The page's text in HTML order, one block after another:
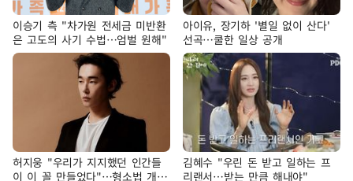
이승기 측 "차가원 전세금 미반환
은 고도의 사기 수법…엄벌 원해"
아이유, 장기하 '별일 없이 산다'
선곡…쿨한 일상 공개
허지웅 "우리가 지지했던 인간들
이 이 꼴 만들었다"…형소법 개정
김혜수 "우린 돈 받고 일하는 프
리랜서…받는 만큼 해내야"